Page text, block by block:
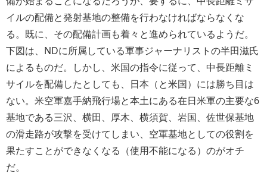
イルの配備と発射基地の整備を行わなければならなくな
る。既に、その配備計画も着々と進められているようだ。
下図は、NDに所属している軍事ジャーナリストの半田滋氏
によるものだ。しかし、米国の指令に従って、中長距離ミ
サイルを配備したとしても、日本（と米国）には勝ち目は
ない。米空軍嘉手納飛行場と本土にある在日米軍の主要な6
基地である三沢、横田、厚木、横須賀、岩国、佐世保基地
の滑走路が攻撃を受けてしまい、空軍基地としての役割を
果たすことができなくなる（使用不能になる）のがオチ
だ。